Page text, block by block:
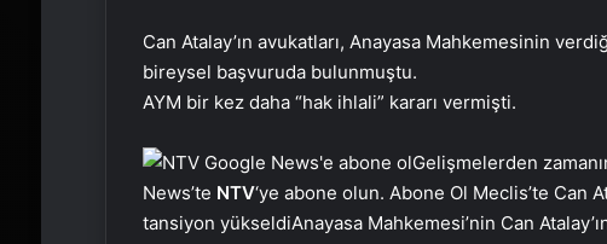
Can Atalay’ın avukatları, Anayasa Mahkemesinin
bireysel başvuruda bulunmuştu.
AYM bir kez daha “hak ihlali” kararı vermişti.
Gelişmelerden
News’te NTV‘ye abone olun. Abone Ol Meclis’te Can
tansiyon yükseldiAnayasa Mahkemesi’nin Can